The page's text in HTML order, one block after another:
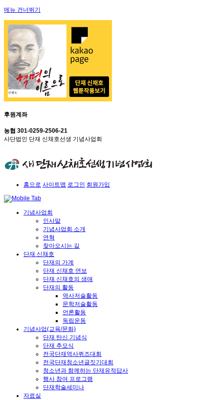
메뉴 건너뛰기
후원계좌
농협 301-0259-2506-21
사단법인 단재 신채호선생 기념사업회
홈으로 사이트맵 로그인 회원가입
기념사업회
인사말
기념사업회 소개
연혁
찾아오시는 길
단재 신채호
단재의 가계
단재 신채호 연보
단재 신채호의 생애
단재의 활동
역사저술활동
문학저술활동
언론활동
독립운동
기념사업(교육/문화)
단재 탄신 기념식
단재 추모식
전국단재역사퀴즈대회
전국단재청소년글짓기대회
청소년과 함께하는 단재유적답사
행사 참여 프로그램
단재학술세미나
자료실